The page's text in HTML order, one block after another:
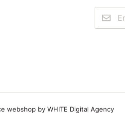
webshop by WHITE Digital Agency